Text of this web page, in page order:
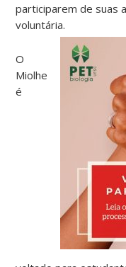
participarem de suas
voluntária.
O
Miolhe
é